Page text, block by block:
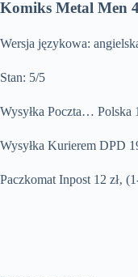
Komiks Metal Men
Wersja językowa:
Stan: 5/5
Wysyłka Poczta… Polska
Wysyłka Kurierem DPD
Paczkomat Inpost 12 zł‚